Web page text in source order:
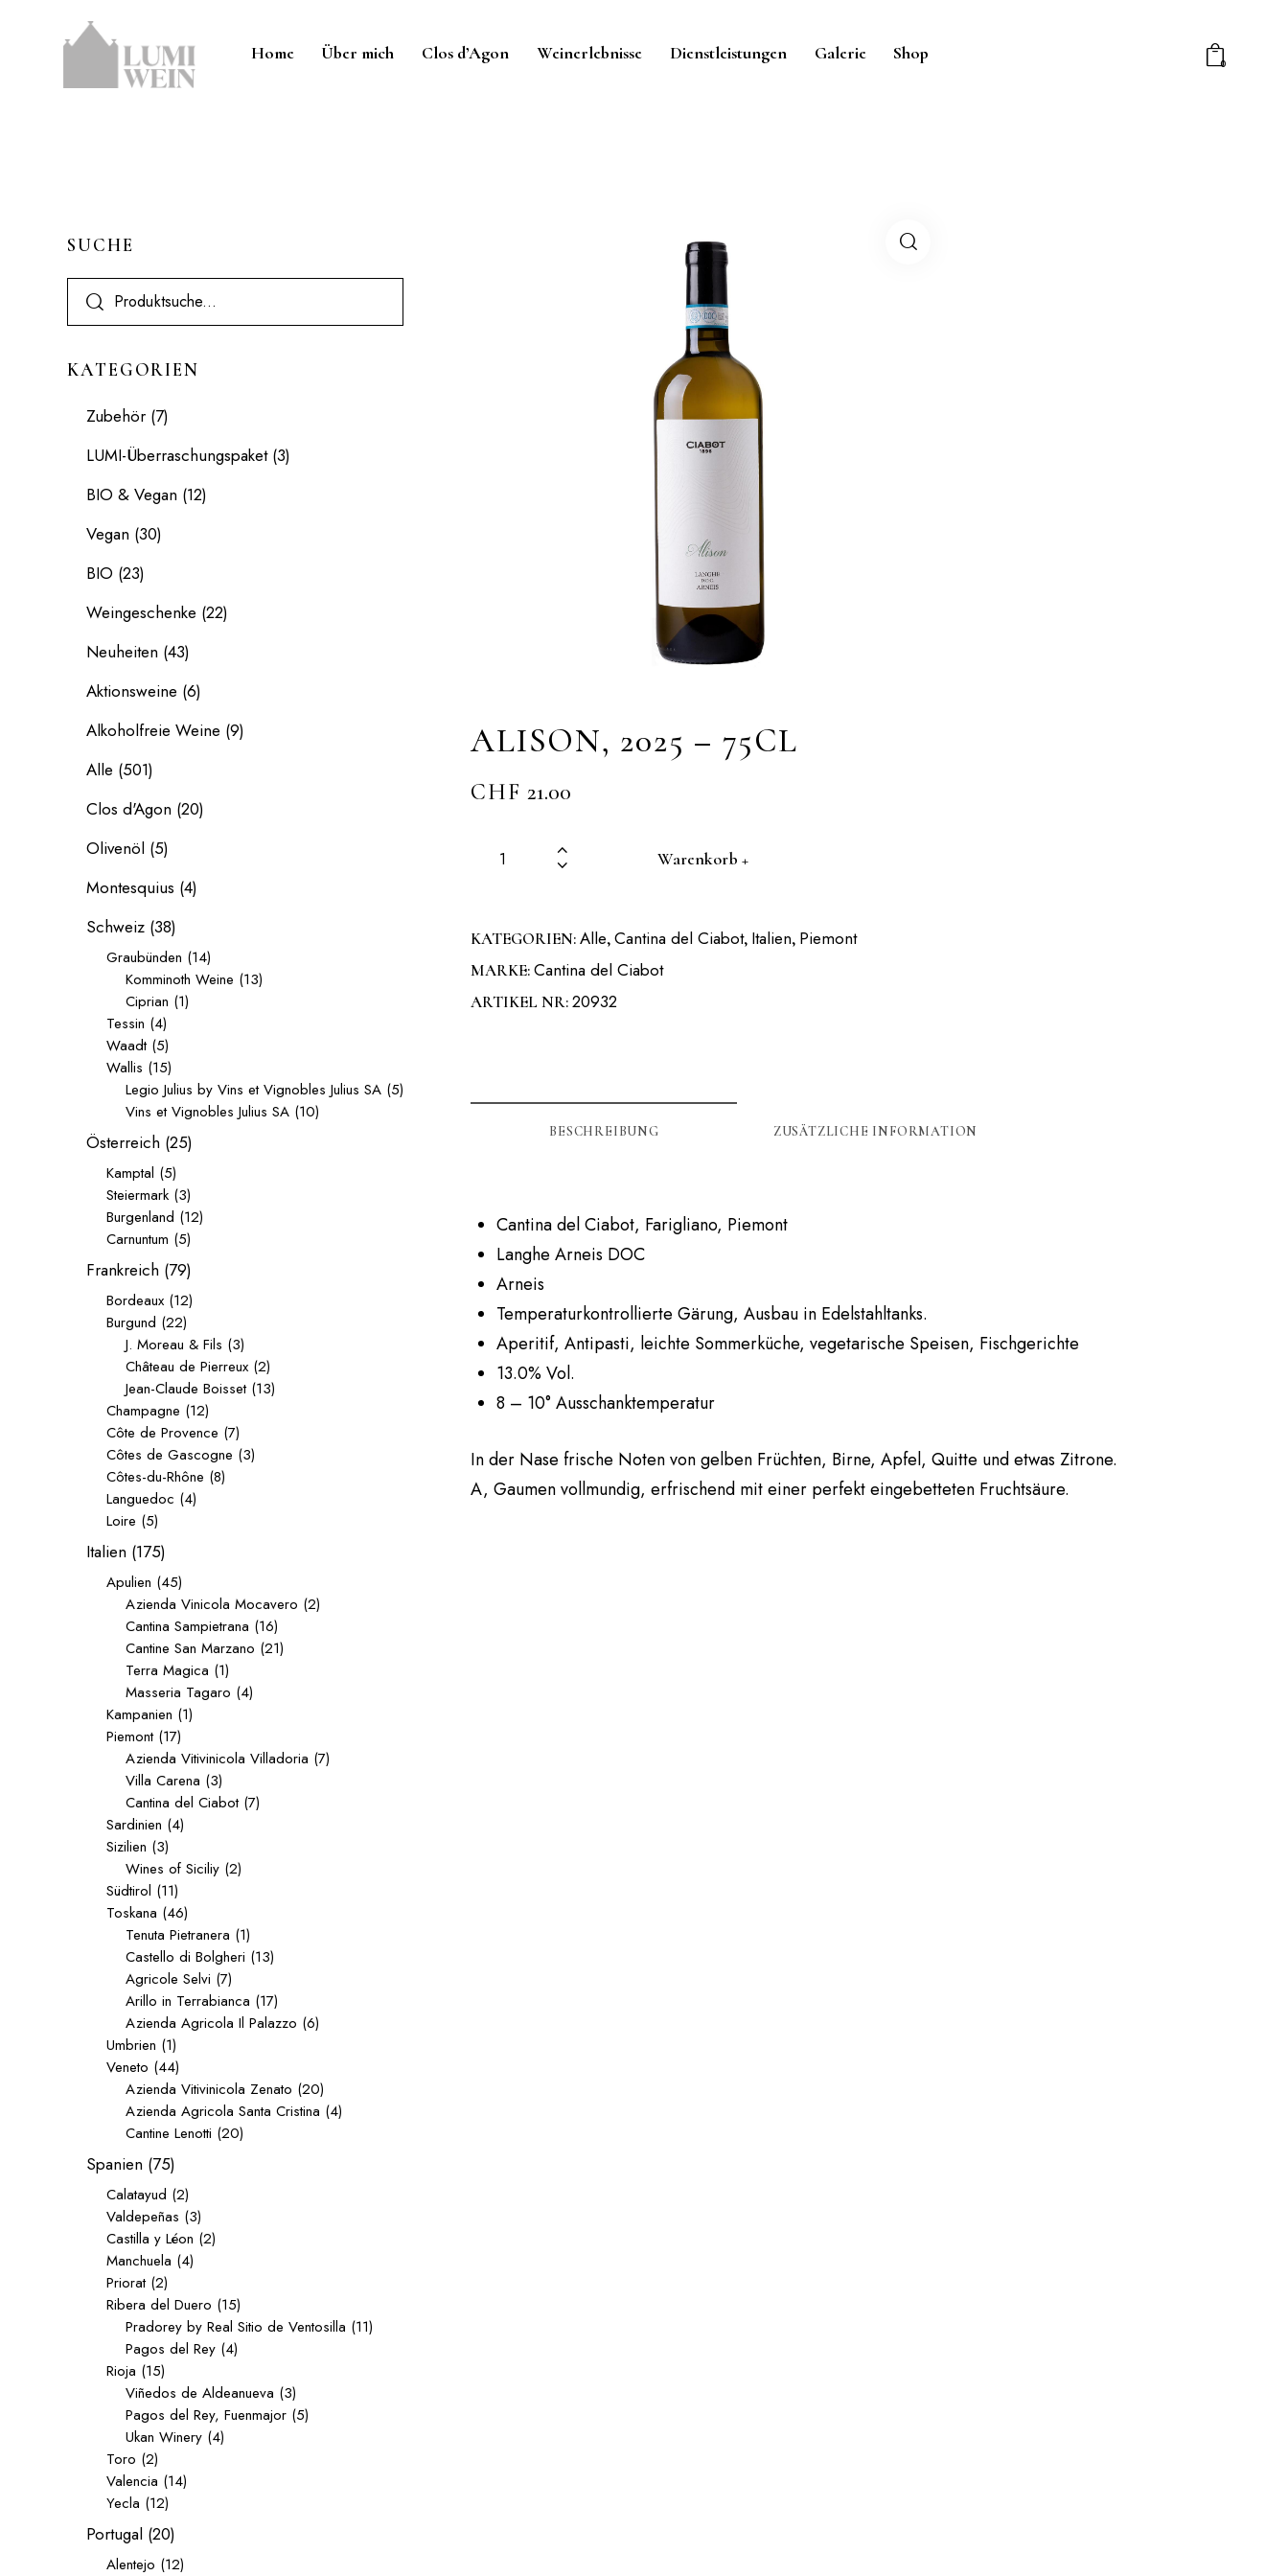
Home Über mich Clos d’Agon Weinerlebnisse Dienstleistungen Galerie Shop
0
ALISON, 2025 – 75CL
CHF 21.00
Warenkorb +
KATEGORIEN:Alle,Cantina del Ciabot, Italien, Piemont
MARKE:Cantina del Ciabot
ARTIKEL NR:20932
BESCHREIBUNG ZUSÄTZLICHE INFORMATION
Cantina del Ciabot, Farigliano, Piemont
Langhe Arneis DOC
Arneis
Temperaturkontrollierte Gärung, Ausbau in Edelstahltanks.
Aperitif, Antipasti, leichte Sommerküche, vegetarische Speisen, Fischgerichte
13.0% Vol.
8 – 10° Ausschanktemperatur
In der Nase frische Noten von gelben Früchten, Birne, Apfel, Quitte und etwas Zitrone.
A, Gaumen vollmundig, erfrischend mit einer perfekt eingebetteten Fruchtsäure.
SUCHE
KATEGORIEN
Zubehör (7)
LUMI-Überraschungspaket (3)
BIO & Vegan (12)
Vegan (30)
BIO (23)
Weingeschenke (22)
Neuheiten (43)
Aktionsweine (6)
Alkoholfreie Weine (9)
Alle (501)
Clos d'Agon (20)
Olivenöl (5)
Montesquius (4)
Schweiz (38)
Graubünden (14)
Komminoth Weine (13)
Ciprian (1)
Tessin (4)
Waadt (5)
Wallis (15)
Legio Julius by Vins et Vignobles Julius SA (5)
Vins et Vignobles Julius SA (10)
Österreich (25)
Kamptal (5)
Steiermark (3)
Burgenland (12)
Carnuntum (5)
Frankreich (79)
Bordeaux (12)
Burgund (22)
J. Moreau & Fils (3)
Château de Pierreux (2)
Jean-Claude Boisset (13)
Champagne (12)
Côte de Provence (7)
Côtes de Gascogne (3)
Côtes-du-Rhône (8)
Languedoc (4)
Loire (5)
Italien (175)
Apulien (45)
Azienda Vinicola Mocavero (2)
Cantina Sampietrana (16)
Cantine San Marzano (21)
Terra Magica (1)
Masseria Tagaro (4)
Kampanien (1)
Piemont (17)
Azienda Vitivinicola Villadoria (7)
Villa Carena (3)
Cantina del Ciabot (7)
Sardinien (4)
Sizilien (3)
Wines of Siciliy (2)
Südtirol (11)
Toskana (46)
Tenuta Pietranera (1)
Castello di Bolgheri (13)
Agricole Selvi (7)
Arillo in Terrabianca (17)
Azienda Agricola Il Palazzo (6)
Umbrien (1)
Veneto (44)
Azienda Vitivinicola Zenato (20)
Azienda Agricola Santa Cristina (4)
Cantine Lenotti (20)
Spanien (75)
Calatayud (2)
Valdepeñas (3)
Castilla y Léon (2)
Manchuela (4)
Priorat (2)
Ribera del Duero (15)
Pradorey by Real Sitio de Ventosilla (11)
Pagos del Rey (4)
Rioja (15)
Viñedos de Aldeanueva (3)
Pagos del Rey, Fuenmajor (5)
Ukan Winery (4)
Toro (2)
Valencia (14)
Yecla (12)
Portugal (20)
Alentejo (12)